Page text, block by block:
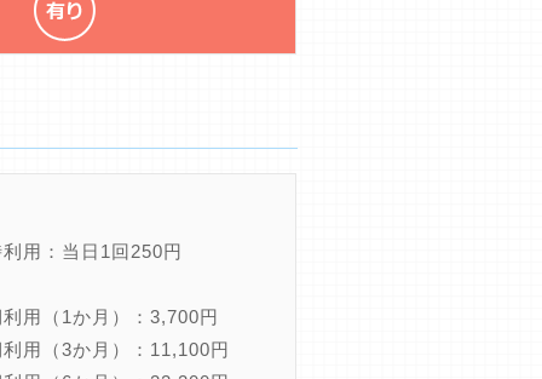
用：当日1回250円
用（1か月）：3,700円
用（3か月）：11,100円